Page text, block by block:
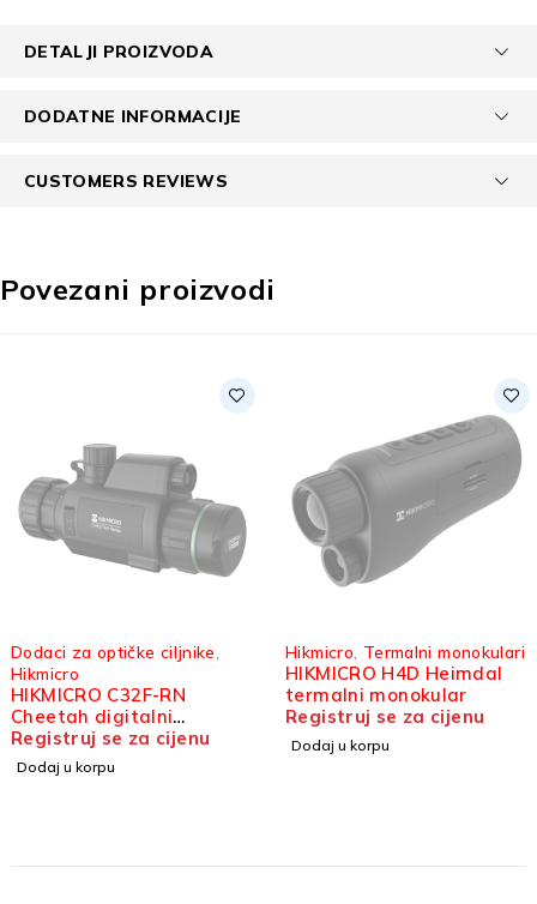
DETALJI PROIZVODA
DODATNE INFORMACIJE
CUSTOMERS REVIEWS
Povezani proizvodi
Dodaci za optičke ciljnike
Hikmicro
HIKMICRO C32F-RN
Cheetah digitalni
dodatak za optički ciljnik
Registruj se za cijenu
Dodaj u korpu
Hikmicro Termalni monokulari
HIKMICRO H4D Heimdal
termalni monokular
Registruj se za cijenu
Dodaj u korpu